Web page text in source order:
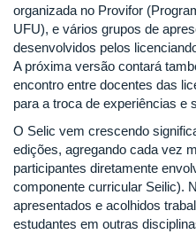
organizada no Provifor
UFU), e vários grupos de
desenvolvidos pelos
A próxima versão contará
encontro entre docentes das
para a troca de experiências e
O Selic vem crescendo
edições, agregando cada vez
participantes diretamente
componente curricular Seilic).
apresentados e acolhidos
estudantes em outras